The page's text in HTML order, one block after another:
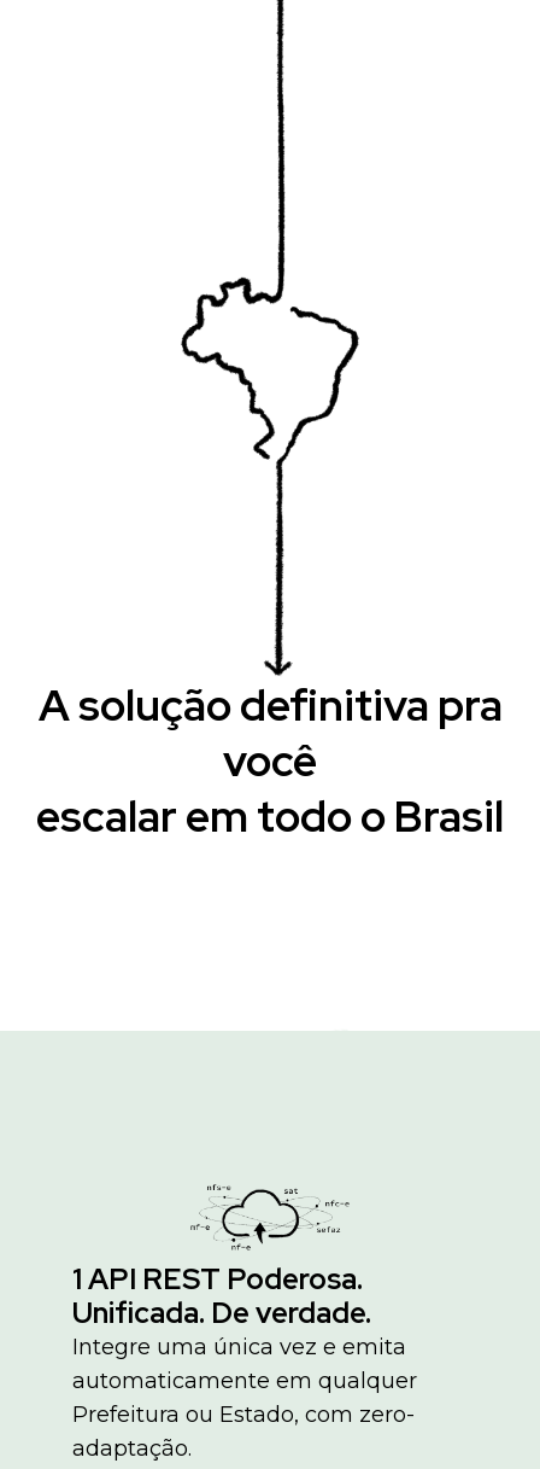
A solução definitiva pra
você
escalar em todo o Brasil
1 API REST Poderosa.
Unificada. De verdade.
Integre uma única vez e emita
automaticamente em qualquer
Prefeitura ou Estado, com zero-
adaptação.